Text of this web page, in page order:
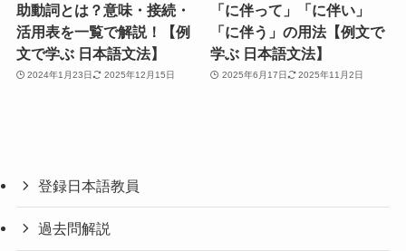
助動詞とは？意味・接続・
活用表を一覧で解説！【例
文で学ぶ 日本語文法】
2024年1月23日 2025年12月15日
「に伴って」「に伴い」
「に伴う」の用法【例文で
学ぶ 日本語文法】
2025年6月17日 2025年11月2日
登録日本語教員
過去問解説